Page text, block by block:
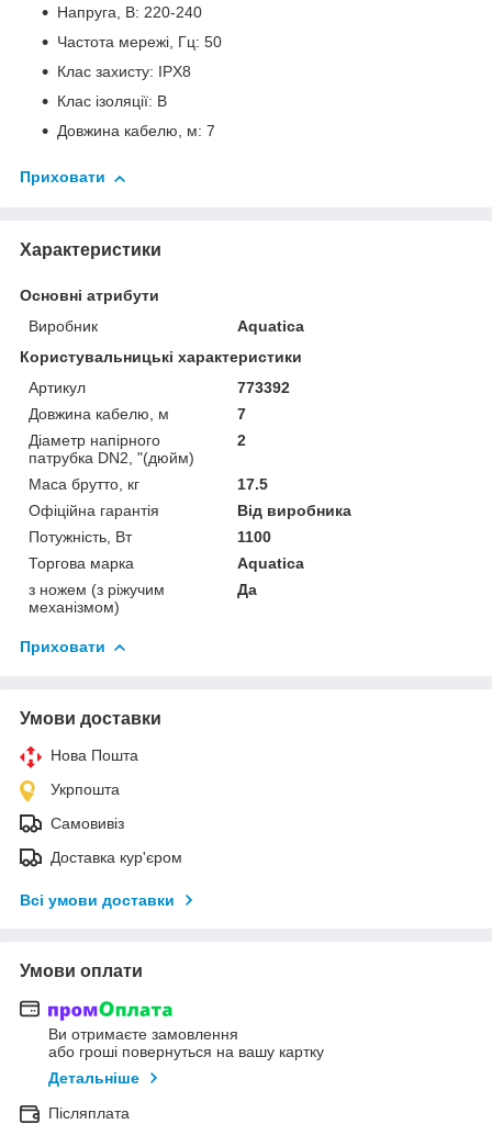
Напруга, В: 220-240
Частота мережі, Гц: 50
Клас захисту: IPХ8
Клас ізоляції: В
Довжина кабелю, м: 7
Приховати
Характеристики
Основні атрибути
Виробник
Aquatica
Користувальницькі характеристики
Артикул
773392
Довжина кабелю, м
7
Діаметр напірного
патрубка DN2, "(дюйм)
2
Маса брутто, кг
17.5
Офіційна гарантія
Від виробника
Потужність, Вт
1100
Торгова марка
Aquatica
з ножем (з ріжучим
механізмом)
Да
Приховати
Умови доставки
Нова Пошта
Укрпошта
Самовивіз
Доставка кур'єром
Всі умови доставки
Умови оплати
Ви отримаєте замовлення
або гроші повернуться на вашу картку
Детальніше
Післяплата